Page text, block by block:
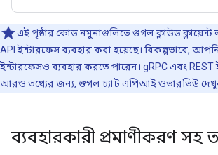
এই পৃষ্ঠার কোড নমুনাগুলিতে গুগল ক্লাউড ক্লায়েন্ট
API ইন্টারফেস ব্যবহার করা হয়েছে। বিকল্পভাবে,
ইন্টারফেসও ব্যবহার করতে পারেন। gRPC এবং REST
আরও তথ্যের জন্য, গুগল চ্যাট এপিআই ওভারভিউ
ব্যবহারকারী প্রমাণীকরণ সহ